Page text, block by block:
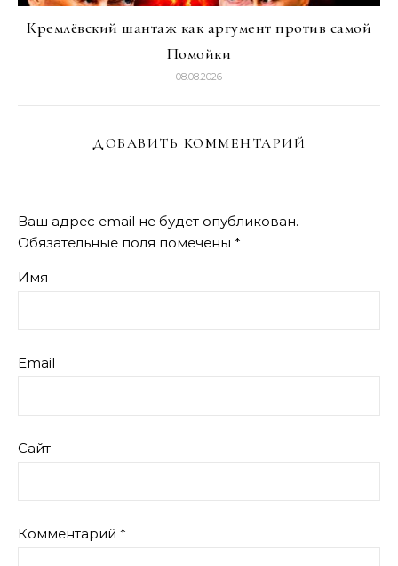
Кремлёвский шантаж как аргумент против самой
Помойки
08.08.2026
ДОБАВИТЬ КОММЕНТАРИЙ
Ваш адрес email не будет опубликован.
Обязательные поля помечены *
Имя
Email
Сайт
Комментарий *